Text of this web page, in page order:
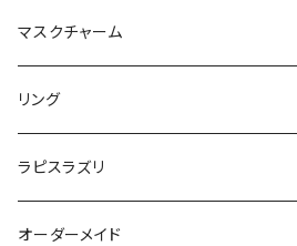
JUZUSUKE STANDARD
2連ブレスレット
STONE ONLY
JUZUSUKE STANDARD
ワイヤーブレスレット
インポート
オリジナル
インポート
マスクチャーム
1200+tax
1500+tax
リング
オリジナル
インポート
ラピスラズリ
ブレスレット
オーダーメイド